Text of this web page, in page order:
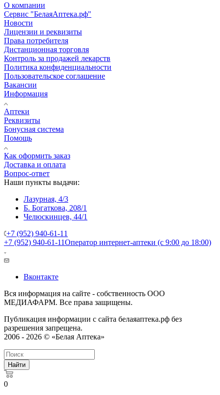
О компании
Сервис "БелаяАптека.рф"
Новости
Лицензии и реквизиты
Права потребителя
Дистанционная торговля
Контроль за продажей лекарств
Политика конфиденциальности
Пользовательское соглашение
Вакансии
Информация
Аптеки
Реквизиты
Бонусная система
Помощь
Как оформить заказ
Доставка и оплата
Вопрос-ответ
Наши пункты выдачи:
Лазурная, 4/3
Б. Богаткова, 208/1
Челюскинцев, 44/1
+7 (952) 940-61-11
+7 (952) 940-61-11Оператор интернет-аптеки (с 9:00 до 18:00)
Вконтакте
Вся информация на сайте - собственность ООО
МЕДИАФАРМ. Все права защищены.
Публикация информации с сайта белаяаптека.рф без
разрешения запрещена.
2006 - 2026 © «Белая Аптека»
Найти
0